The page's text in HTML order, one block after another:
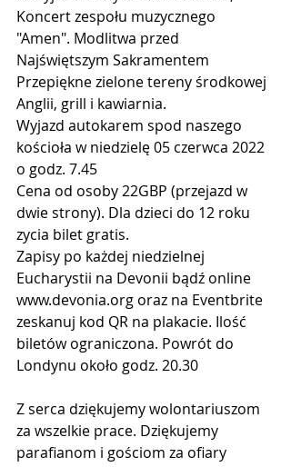
Koncert zespołu muzycznego
"Amen". Modlitwa przed
Najświętszym Sakramentem
Przepiękne zielone tereny środkowej
Anglii, grill i kawiarnia.
Wyjazd autokarem spod naszego
kościoła w niedzielę 05 czerwca 2022
o godz. 7.45
Cena od osoby 22GBP (przejazd w
dwie strony). Dla dzieci do 12 roku
zycia bilet gratis.
Zapisy po każdej niedzielnej
Eucharystii na Devonii bądź online
www.devonia.org oraz na Eventbrite
zeskanuj kod QR na plakacie. Ilość
biletów ograniczona. Powrót do
Londynu około godz. 20.30
Z serca dziękujemy wolontariuszom
za wszelkie prace. Dziękujemy
parafianom i gościom za ofiary